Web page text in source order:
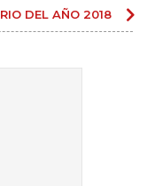
DEL AÑO 2018